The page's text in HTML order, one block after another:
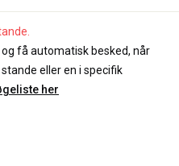
få automatisk besked, når
eller en i specifik
her